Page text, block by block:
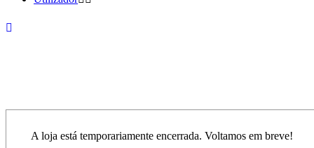
A loja está temporariamente encerrada. Voltamos em breve!